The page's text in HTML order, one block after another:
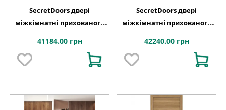
SecretDoors двері
міжкімнатні прихованого
дерево, колор
41184.00 грн
SecretDoors двері
міжкімнатні прихованого
натуральний тонований +
лак алюмінієве полотно
42240.00 грн